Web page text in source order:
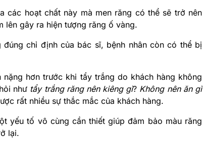
các hoạt chất này mà men răng có thể sẽ trở nên
lên gây ra hiện tượng răng ố vàng.
chỉ định của bác sĩ, bệnh nhân còn có thể bị
hơn trước khi tẩy trắng do khách hàng không
như tẩy trắng răng nên kiêng gì? Không nên ăn gì
rất nhiều sự thắc mắc của khách hàng.
yếu tố vô cùng cần thiết giúp đảm bảo màu răng
lại.